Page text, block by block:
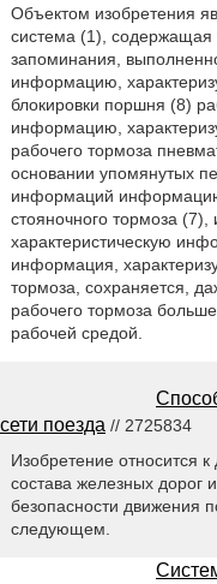
Объектом изобретения
система (1), содержащая
запоминания,
информацию,
блокировки поршня (8)
информацию,
рабочего тормоза
основании упомянутых
информаций
стояночного тормоза
характеристическую
информация,
тормоза, сохраняется,
рабочего тормоза
рабочей средой.
сети поезда // 2725834
Изобретение относится к
состава железных дорог
безопасности движения
следующем.